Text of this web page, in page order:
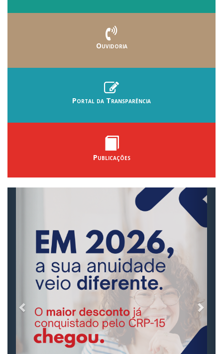
Ouvidoria
Portal da Transparência
Publicações